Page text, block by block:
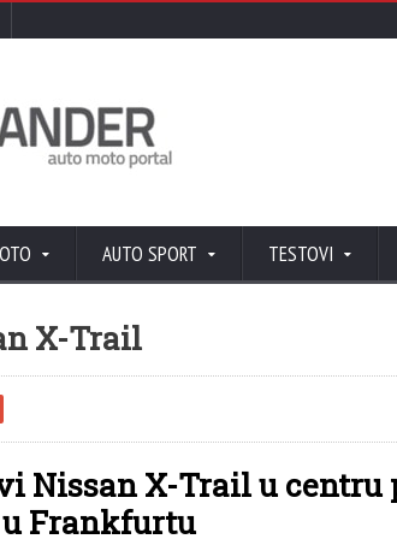
AUTO SPORT TESTOVI
X-Trail
Nissan X-Trail u centru
Frankfurtu